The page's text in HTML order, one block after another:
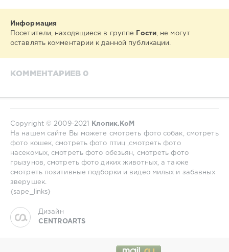
Информация
Посетители, находящиеся в группе
Гости, не могут
оставлять комментарии к данной публикации.
КОММЕНТАРИЕВ 0
Copyright © 2009-2021
Клопик.КоМ
На нашем сайте Вы можете смотреть фото собак, смотреть
фото кошек, смотреть фото птиц ,смотреть фото
насекомых, смотреть фото обезьян, смотреть фото
грызунов, смотреть фото диких животных, а также
смотреть позитивные подборки и видео милых и забавных
зверушек.
{sape_links}
Дизайн
CENTROARTS